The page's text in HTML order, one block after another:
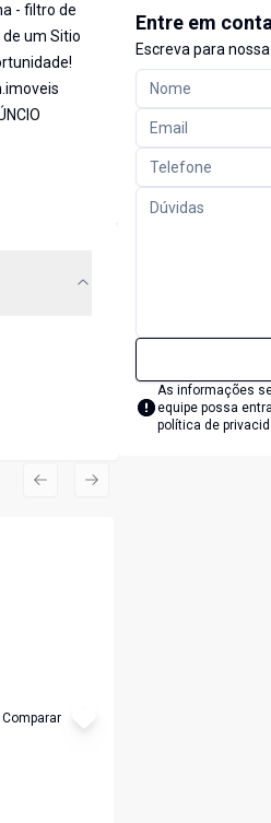
- filtro de
um Sitio
Comparar
Previous slide
Next slide
Entre em
Escreva para
As informações
equipe possa
política de